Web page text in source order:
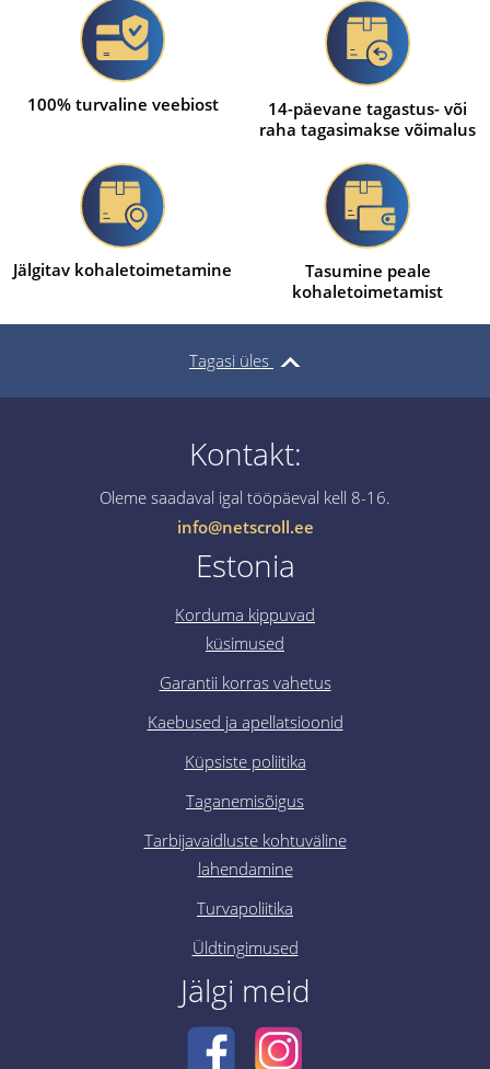
100% turvaline veebiost
14-päevane tagastus- või
raha tagasimakse võimalus
Jälgitav kohaletoimetamine
Tasumine peale
kohaletoimetamist
Tagasi üles
Kontakt:
Oleme saadaval igal tööpäeval kell 8-16.
info@netscroll.ee
Estonia
Korduma kippuvad
küsimused
Garantii korras vahetus
Kaebused ja apellatsioonid
Küpsiste poliitika
Taganemisõigus
Tarbijavaidluste kohtuväline
lahendamine
Turvapoliitika
Üldtingimused
Jälgi meid